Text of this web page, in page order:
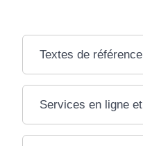
Textes de référence
Services en ligne